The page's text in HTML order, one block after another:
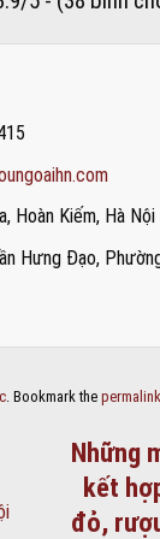
Hoàn Kiếm, Hà Nội
Hưng Đạo,
. Bookmark the permalink
Những
kết
đỏ,